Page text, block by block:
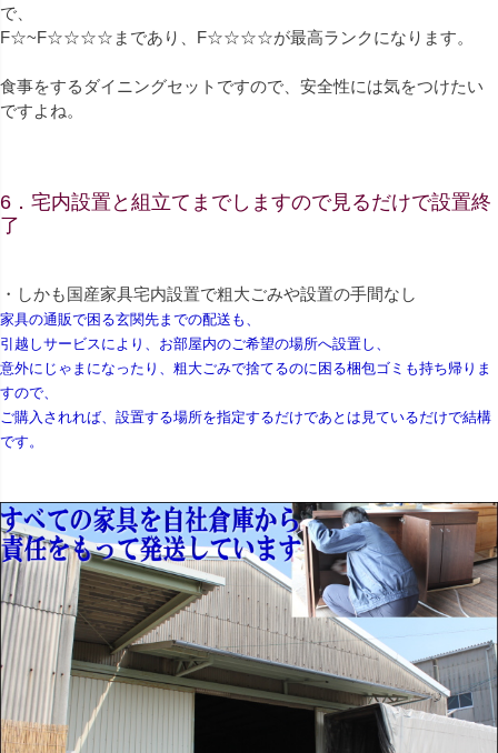
で、
F☆~F☆☆☆☆まであり、F☆☆☆☆が最高ランクになります。
食事をするダイニングセットですので、安全性には気をつけたい
ですよね。
6．宅内設置と組立てまでしますので見るだけで設置終
了
・しかも国産家具宅内設置で粗大ごみや設置の手間なし
家具の通販で困る玄関先までの配送も、
引越しサービスにより、お部屋内のご希望の場所へ設置し、
意外にじゃまになったり、粗大ごみで捨てるのに困る梱包ゴミも持ち帰りま
すので、
ご購入されれば、設置する場所を指定するだけであとは見ているだけで結構
です。